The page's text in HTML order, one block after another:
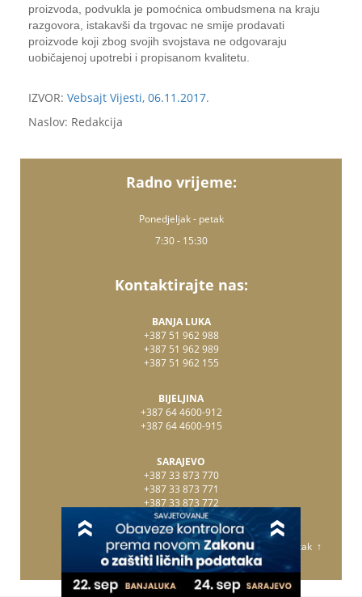
proizvoda, podvukla je pomoćnica ombudsmena na kraju
razgovora, istakavši da trgovac ne smije prodavati
proizvode koji zbog svojih svojstava ne odgovaraju
uobičajenoj upotrebi i propisanom kvalitetu.
IZVOR: Vebsajt Vijesti, 06.11.2017.
Naslov: Redakcija
Radno vrijeme:
Ponedjeljak - petak
7:30 - 15:30
Kontaktirajte nas:
BANJA LUKA
+387 51 962 988
+387 51 962 989
+387 51 962 155
BIJELJINA
+387 64 4600-912
+387 64 4600-915
SARAJEVO
+387 33 873 770
+387 33 873 771
+387 33 873 772
Vrati se na početak ↑